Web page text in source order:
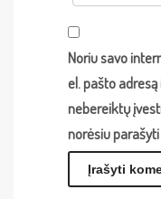
Noriu savo
el. pašto
nebereiktų
norėsiu